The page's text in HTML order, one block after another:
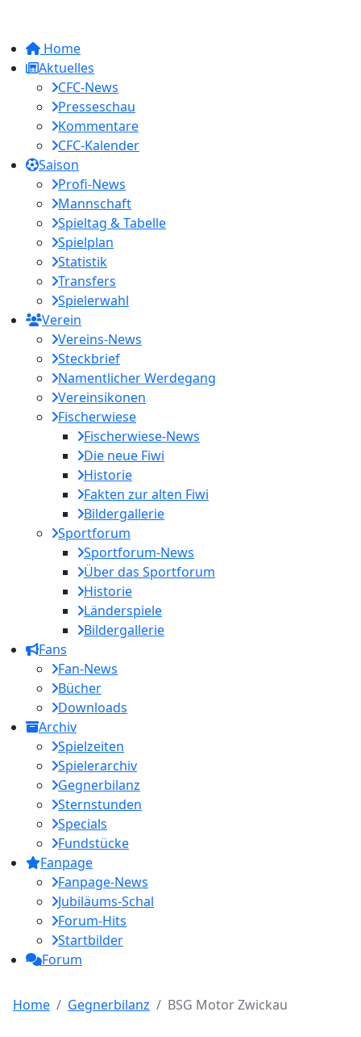
Home
Aktuelles
CFC-News
Presseschau
Kommentare
CFC-Kalender
Saison
Profi-News
Mannschaft
Spieltag & Tabelle
Spielplan
Statistik
Transfers
Spielerwahl
Verein
Vereins-News
Steckbrief
Namentlicher Werdegang
Vereinsikonen
Fischerwiese
Fischerwiese-News
Die neue Fiwi
Historie
Fakten zur alten Fiwi
Bildergallerie
Sportforum
Sportforum-News
Über das Sportforum
Historie
Länderspiele
Bildergallerie
Fans
Fan-News
Bücher
Downloads
Archiv
Spielzeiten
Spielerarchiv
Gegnerbilanz
Sternstunden
Specials
Fundstücke
Fanpage
Fanpage-News
Jubiläums-Schal
Forum-Hits
Startbilder
Forum
Home Gegnerbilanz BSG Motor Zwickau